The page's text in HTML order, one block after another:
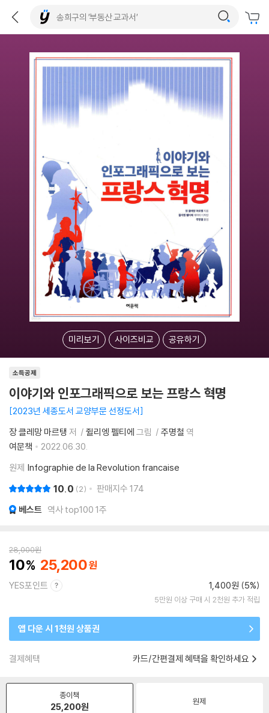
미리보기 사이즈비교 공유하기
소득공제
이야기와 인포그래픽으로 보는 프랑스 혁명
2023년 세종도서 교양부문 선정도서
장 클레망 마르탱 저 쥘리엥 펠티에 그림 주명철 역
여문책
2022.06.30.
원제 Infographie de la Revolution francaise
10.0 2 판매지수 174
베스트 역사 top100 1주
28,000원
10 25,200
YES포인트 1,400원 (5%)
5만원 이상 구매 시 2천원 추가 적립
앱 다운 시 1천원 상품권
결제혜택 카드/간편결제 혜택을 확인하세요
종이책
25,200원 원제